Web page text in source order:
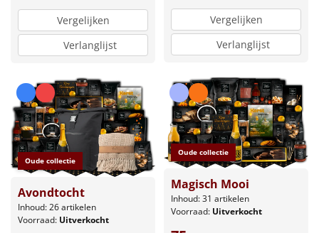
Vergelijken
Verlanglijst
Vergelijken
Verlanglijst
Oude collectie
Avondtocht
Inhoud: 26 artikelen
Voorraad: Uitverkocht
Oude collectie
Magisch Mooi
Inhoud: 31 artikelen
Voorraad: Uitverkocht